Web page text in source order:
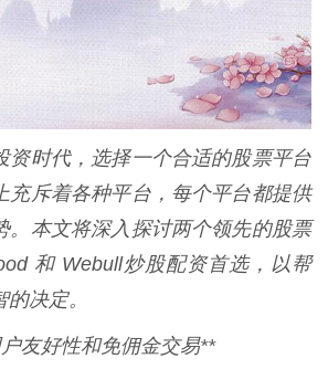
资时代，选择一个合适的股票平台
充斥着各种平台，每个平台都提供
。本文将深入探讨两个领先的股票
和 Webull炒股配资首选，以帮
决定。
友好性和免佣金交易**